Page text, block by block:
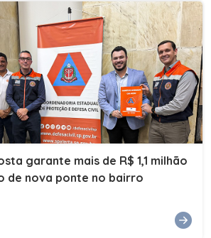
garante mais de R$ 1,1 milhão
de nova ponte no bairro